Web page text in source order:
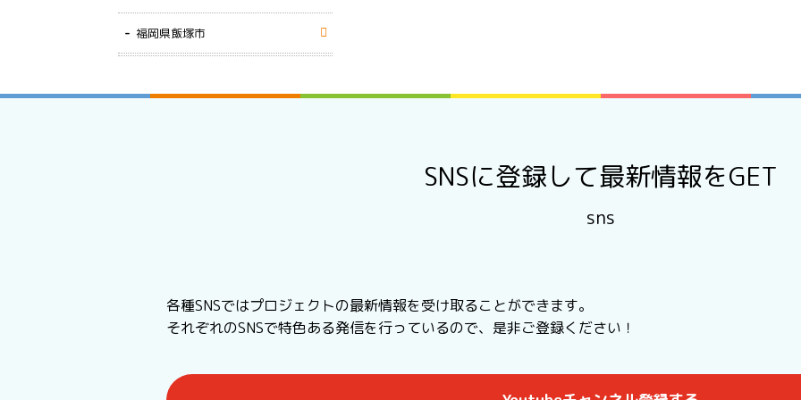
福岡県飯塚市
SNSに登録して最新情報をGET
sns
各種SNSではプロジェクトの最新情報を受け取ることができます。
それぞれのSNSで特色ある発信を行っているので、是非ご登録ください！